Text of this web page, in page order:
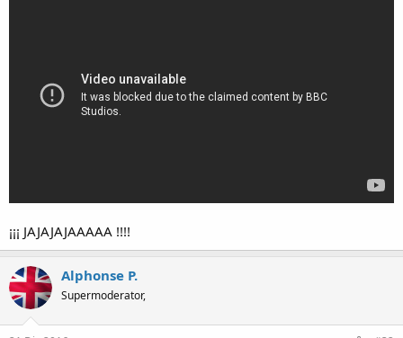
¡¡¡ JAJAJAJAAAAA !!!!
Alphonse P.
Supermoderator,